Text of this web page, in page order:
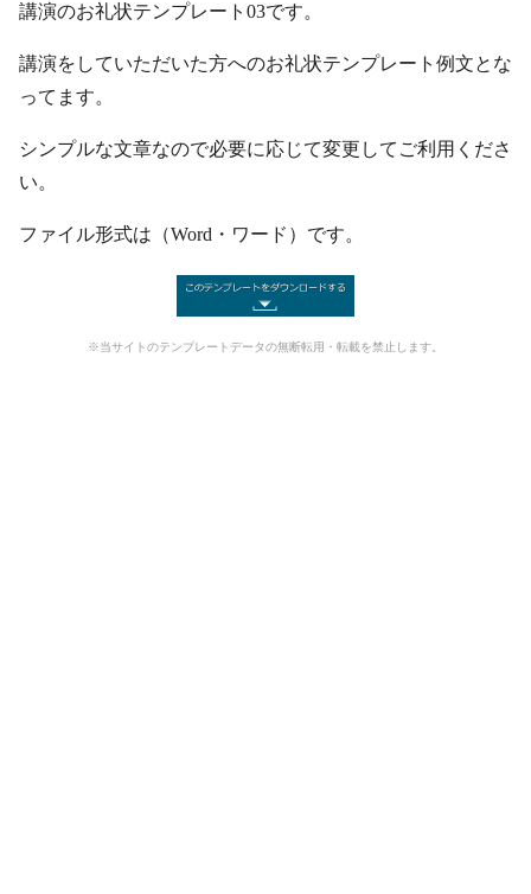
講演のお礼状テンプレート03です。
講演をしていただいた方へのお礼状テンプレート例文とな
ってます。
シンプルな文章なので必要に応じて変更してご利用くださ
い。
ファイル形式は（Word・ワード）です。
※当サイトのテンプレートデータの無断転用・転載を禁止します。